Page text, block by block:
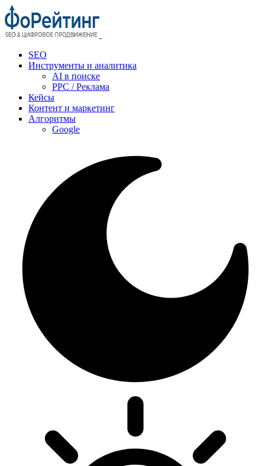
SEO
Инструменты и аналитика
AI в поиске
PPC / Реклама
Кейсы
Контент и маркетинг
Алгоритмы
Google